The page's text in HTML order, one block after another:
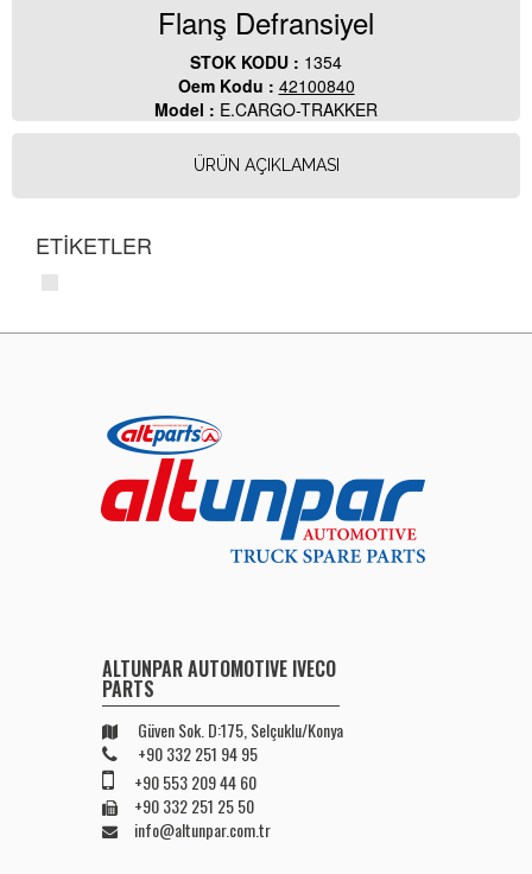
Flanş Defransiyel
STOK KODU : 1354
Oem Kodu : 42100840
Model : E.CARGO-TRAKKER
ÜRÜN AÇIKLAMASI
ETİKETLER
ALTUNPAR AUTOMOTIVE IVECO
PARTS
Güven Sok. D:175, Selçuklu/Konya
+90 332 251 94 95
+90 553 209 44 60
+90 332 251 25 50
info@altunpar.com.tr